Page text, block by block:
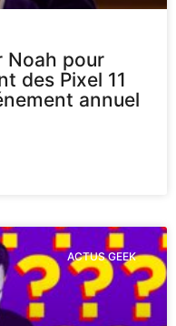
Noah pour
des Pixel 11
annuel
ACTUS GEEK